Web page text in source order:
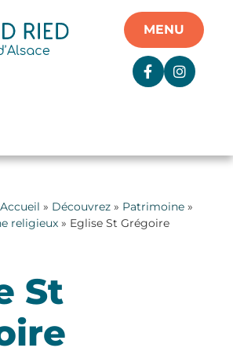
MENU
Accueil » Découvrez» Patrimoine»
religieux» Eglise St Grégoire
St
des cookies